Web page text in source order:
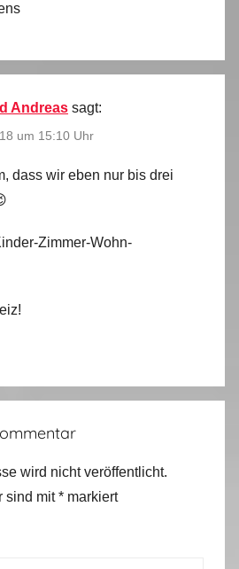
Andreas sagt:
um 15:10 Uhr
dass wir eben nur bis drei
Zimmer-Wohn-
wird nicht veröffentlicht.
sind mit* markiert